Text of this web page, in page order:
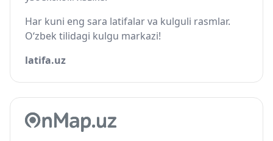
Har kuni eng sara latifalar va kulguli rasmlar.
O‘zbek tilidagi kulgu markazi!
latifa.uz